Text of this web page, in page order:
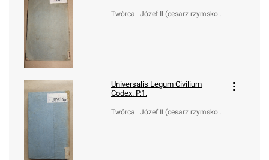
Twórca: Józef II (cesarz rzymsko-n
Universalis Legum Civilium
Codex. P.1.
Twórca: Józef II (cesarz rzymsko-n